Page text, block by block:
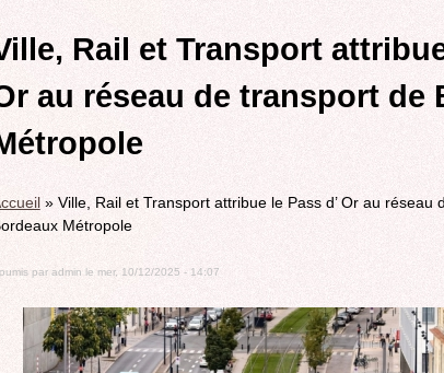
EN
ET A
BIODIVERSITE,
ENVIRONNEMENT,
URBANISME
Rail et Transport
au réseau de transport de
» Ville, Rail et Transport attribue le Pass d’ Or au réseau
Métropole
par admin le mer, 10/12/2025 - 14:07